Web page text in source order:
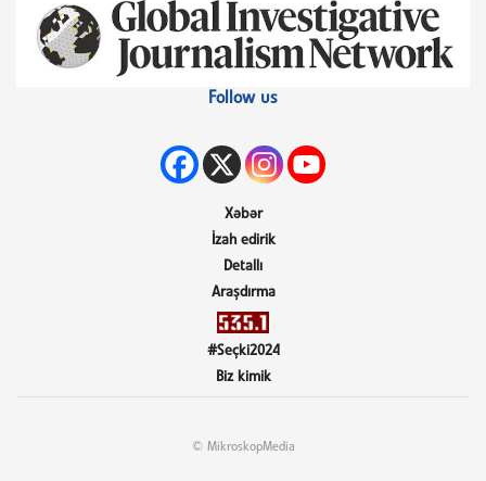
Follow us
Xəbər
İzah edirik
Detallı
Araşdırma
#Seçki2024
Biz kimik
© MikroskopMedia